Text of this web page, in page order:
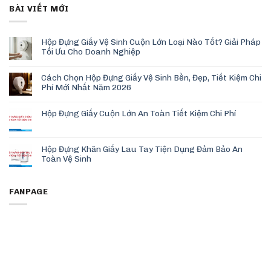
BÀI VIẾT MỚI
Hộp Đựng Giấy Vệ Sinh Cuộn Lớn Loại Nào Tốt? Giải Pháp
Tối Ưu Cho Doanh Nghiệp
Cách Chọn Hộp Đựng Giấy Vệ Sinh Bền, Đẹp, Tiết Kiệm Chi
Phí Mới Nhất Năm 2026
Hộp Đựng Giấy Cuộn Lớn An Toàn Tiết Kiệm Chi Phí
Hộp Đựng Khăn Giấy Lau Tay Tiện Dụng Đảm Bảo An
Toàn Vệ Sinh
FANPAGE